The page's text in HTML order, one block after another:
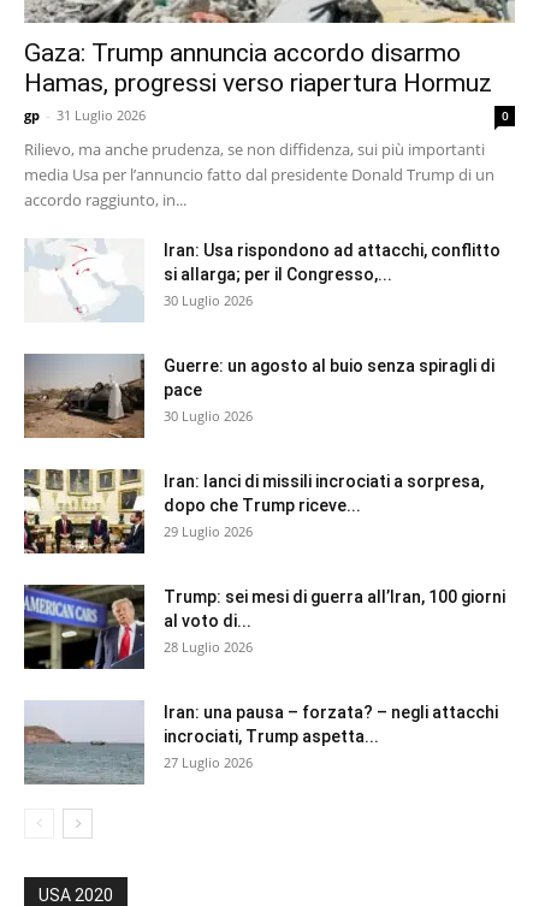
Gaza: Trump annuncia accordo disarmo
Hamas, progressi verso riapertura Hormuz
gp - 31 Luglio 2026 0
Rilievo, ma anche prudenza, se non diffidenza, sui più importanti
media Usa per l’annuncio fatto dal presidente Donald Trump di un
accordo raggiunto, in...
Iran: Usa rispondono ad attacchi, conflitto
si allarga; per il Congresso,...
30 Luglio 2026
Guerre: un agosto al buio senza spiragli di
pace
30 Luglio 2026
Iran: lanci di missili incrociati a sorpresa,
dopo che Trump riceve...
29 Luglio 2026
Trump: sei mesi di guerra all’Iran, 100 giorni
al voto di...
28 Luglio 2026
Iran: una pausa – forzata? – negli attacchi
incrociati, Trump aspetta...
27 Luglio 2026
USA 2020